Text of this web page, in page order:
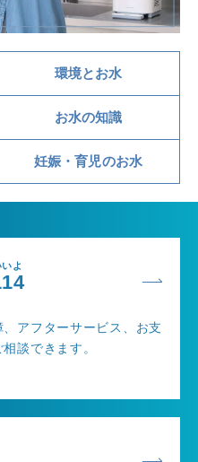
環境とお水
お水の知識
妊娠・育児のお水
いよ
アフターサービス、お支
談できます。